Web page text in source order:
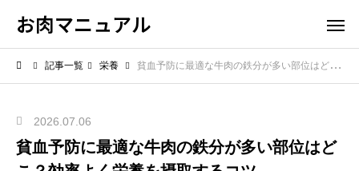
お肉マニュアル
記事一覧 栄養 貧血予防に最適な牛肉の鉄分が多い部位はどこ？効率よく栄養を摂取するコツ
2026.07.06
貧血予防に最適な牛肉の鉄分が多い部位はど